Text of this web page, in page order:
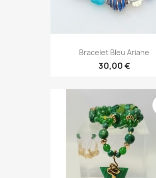
Bracelet Bleu Ariane
30,00 €